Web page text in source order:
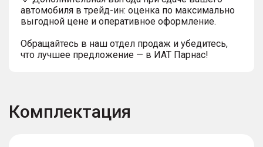
автомобиля в трейд-ин: оценка по максимально
выгодной цене и оперативное оформление.
Обращайтесь в наш отдел продаж и убедитесь,
что лучшее предложение — в ИАТ Парнас!
Комплектация